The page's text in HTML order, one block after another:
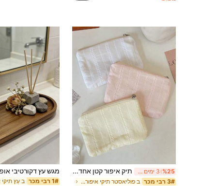
%25 3 ימים אחרונים תיק איפור קטן אחד, נרתיק אחסון, תיק איפור לנסיעות, תיק רחצה, תיק איפור חמוד, תיק קוסמטיקה לנסיעות, תיק רחצה, תיק אחסון קוסמטי, תיק אחסון נייד גדול, מתנה לנשים
3# רבי מכר ב פוליאסטר תיקי איפור ומארזי איפור 1# רבי מכר